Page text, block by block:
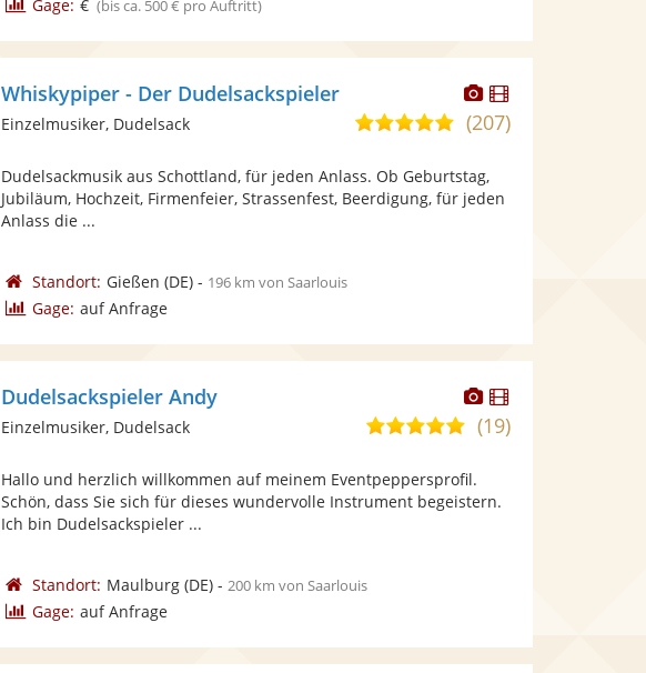
Gage: € (bis ca. 500 € pro Auftritt)
Dieser
Künstler
stellt
bereit.
Dieser
Künstler
Whiskypiper - Der Dudelsackspieler
5,0
5
Sternen
(207)
Einzelmusiker, Dudelsack
Dudelsackmusik aus Schottland, für jeden Anlass. Ob Geburtstag,
Jubiläum, Hochzeit, Firmenfeier, Strassenfest, Beerdigung, für jeden
Anlass die ...
Standort: Gießen (DE)- 196 km von Saarlouis
Gage: auf Anfrage
Dieser
Künstler
stellt
Dieser
Künstler
Dudelsackspieler Andy
5,0
5
Sternen
(19)
Einzelmusiker, Dudelsack
Hallo und herzlich willkommen auf meinem Eventpeppersprofil.
Schön, dass Sie sich für dieses wundervolle Instrument begeistern.
Ich bin Dudelsackspieler ...
Standort: Maulburg(DE)- 200 km von Saarlouis
Gage: auf Anfrage